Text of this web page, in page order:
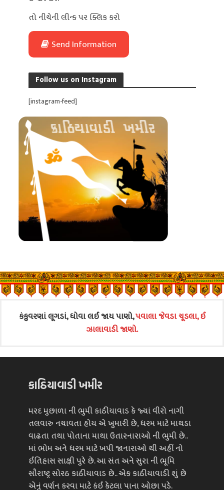
તો નીચેની લીન્ક પર ક્લિક કરો
Send Information
Follow us on Instagram
[instagram-feed]
કંકુવરણાં લૂગડાં, ધોવા લઈ જાય પાણો,પવાલા જેવડા ચૂડલા, ઈ
ઝાલાવાડી જાણો.
કાઠિયાવાડી ખમીર
મરદ મુછાળા ની ભુમી કાઠીયાવાડ કે જ્યાં વીરો નાગી
તલવારુ નચાવતા હોય એ ખુમારી છે, ધરમ માટે માથડા
વાઢતા તથા પોતાના માથા ઉતારનારાઓ ની ભુમી છે..
માં ભોમ અને ધરમ માટે ખપી જાનારાઓ થી અહીં નો
ઈતિહાસ સાક્ષી પુરે છે. આ સંત અને સુરા ની ભૂમિ
સૌરાષ્ટ્ર સોરઠ કાઠીયાવાડ છે.. એક કાઠીયાવાડી શું છે
એનું વર્ણન કરવા માટે કંઈ કેટલા પાના ઓછા પડે.